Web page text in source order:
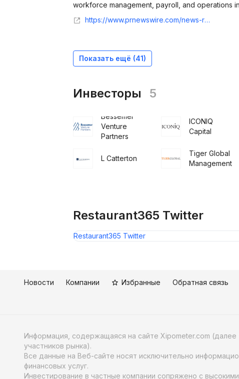
workforce management, payroll, and operations
https://www.prnewswire.com/news-releases/restaurant365-introduces-r365-ai-the-only-intelligence-engine-built-on-the-full-restaurant-pl-302768635.html
Показать ещё (41)
Инвесторы 5
Bessemer
Venture
Partners
ICONIQ
Capital
L Catterton
Tiger Global
Management
Restaurant365 Twitter
Restaurant365 Twitter
Новости Компании Избранные Обратная связь
Информация, содержащаяся на сайте Xipometer.com
участников рынка).
Все данные на Веб-сайте носят исключительно
финансовых услуг.
Инвестирование в частные компании сопряжено с